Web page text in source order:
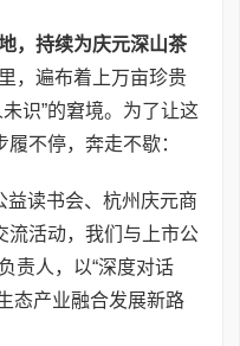
，持续为庆元深山茶
，遍布着上万亩珍贵
识”的窘境。为了让这
履不停，奔走不歇：
益读书会、杭州庆元商
流活动，我们与上市公
责人，以“深度对话
态产业融合发展新路